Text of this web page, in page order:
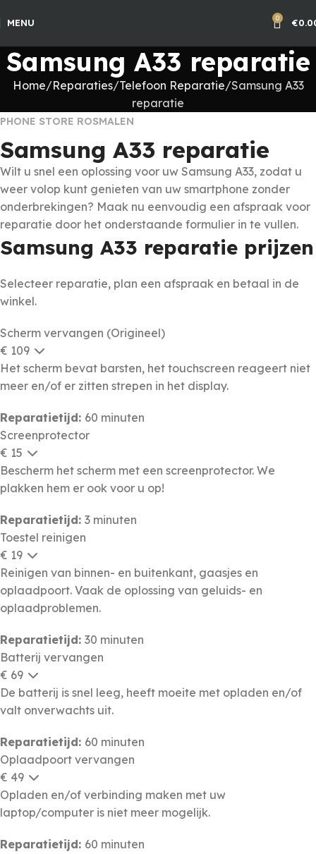
MENU 0 €
Samsung A33 reparatie
Home Reparaties Telefoon Reparatie Samsung A33
reparatie
PHONE STORE ROSMALEN
Samsung A33 reparatie
Wilt u snel een oplossing voor uw Samsung A33, zodat u
weer volop kunt genieten van uw smartphone zonder
onderbrekingen? Maak nu eenvoudig een afspraak voor
reparatie door het onderstaande formulier in te vullen.
Samsung A33 reparatie prijzen
Selecteer reparatie, plan een afspraak en betaal in de
winkel.
Scherm vervangen (Origineel)
€ 109
Het scherm bevat barsten, het touchscreen reageert niet
meer en/of er zitten strepen in het display.
Reparatietijd: 60 minuten
Screenprotector
€ 15
Bescherm het scherm met een screenprotector. We
plakken hem er ook voor u op!
Reparatietijd: 3 minuten
Toestel reinigen
€ 19
Reinigen van binnen- en buitenkant, gaasjes en
oplaadpoort. Vaak de oplossing van geluids- en
oplaadproblemen.
Reparatietijd: 30 minuten
Batterij vervangen
€ 69
De batterij is snel leeg, heeft moeite met opladen en/of
valt onverwachts uit.
Reparatietijd: 60 minuten
Oplaadpoort vervangen
€ 49
Opladen en/of verbinding maken met uw
laptop/computer is niet meer mogelijk.
Reparatietijd: 60 minuten